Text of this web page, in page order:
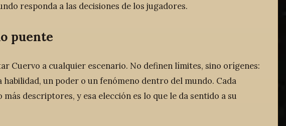
responda a las decisiones de los jugadores.
puente
Cuervo a cualquier escenario. No definen límites, sino orígenes:
un poder o un fenómeno dentro del mundo. Cada
descriptores, y esa elección es lo que le da sentido a su